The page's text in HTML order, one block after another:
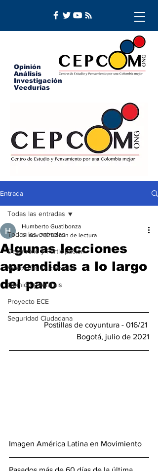
Opinión
Análisis
Investigación
Veedurías
Entrada
Todas las entradas
Desarrollo y Participación
Veedurías Ciudadanas
Opinión y Análisis
Proyecto ECE
Seguridad Ciudadana
Todas las entradas
Algunas lecciones
aprendidas a lo largo
del paro
Humberto Guatibonza
14 nov 2021 2 min de lectura
Postillas de coyuntura - 016/21
Bogotá, julio de 2021
Imagen América Latina en Movimiento